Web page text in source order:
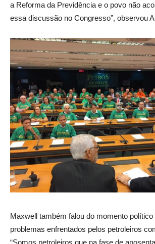
a Reforma da Previdência e o povo não
essa discussão no Congresso”, observou
Maxwell também falou do momento político
problemas enfrentados pelos petroleiros
“Somos petroleiros que na fase de